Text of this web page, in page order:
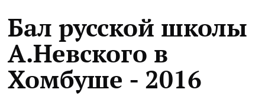
Бал русской школы
А.Невского в
Хомбуше - 2016